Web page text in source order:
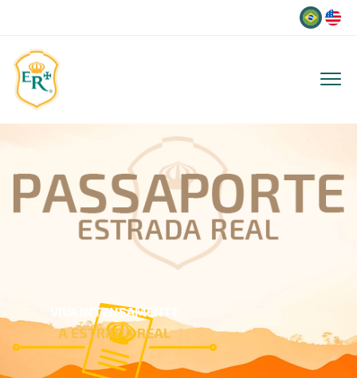
VIVA INTENSAMENTE
A ESTRADA REAL